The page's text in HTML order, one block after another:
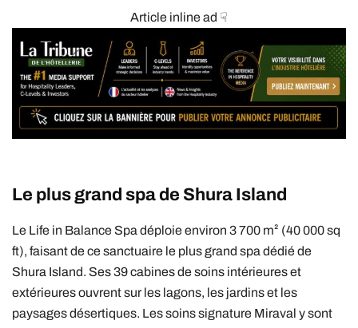
Article inline ad ☟
Le plus grand spa de Shura Island
Le Life in Balance Spa déploie environ 3 700 m² (40 000 sq
ft), faisant de ce sanctuaire le plus grand spa dédié de
Shura Island. Ses 39 cabines de soins intérieures et
extérieures ouvrent sur les lagons, les jardins et les
paysages désertiques. Les soins signature Miraval y sont